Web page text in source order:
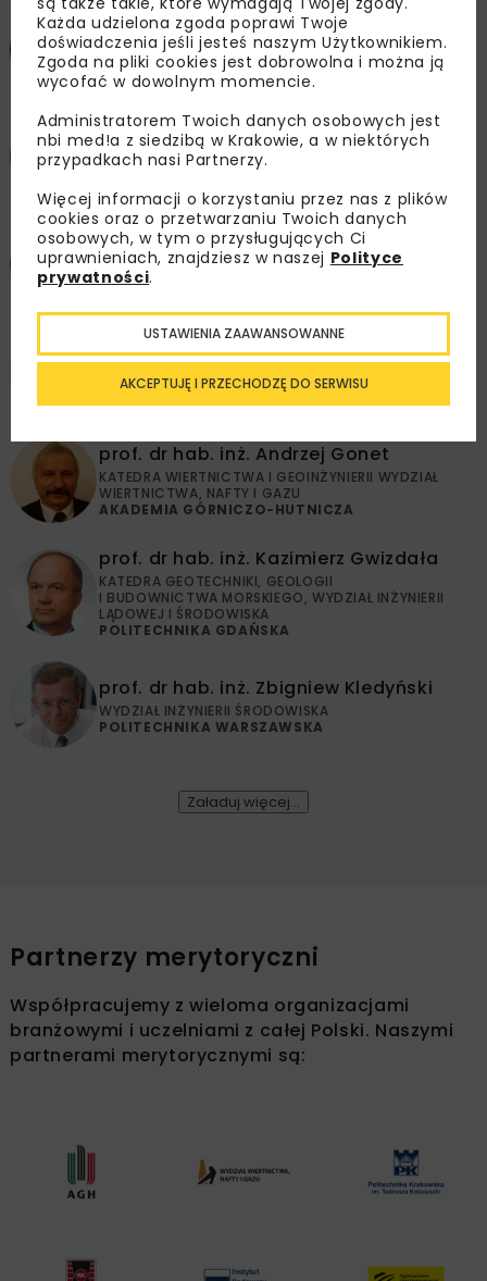
prof. dr hab. inż. Józef Dubiński
prof. dr hab. inż. Józef Dziopak
KATEDRA INFRASTRUKTURY I GOSPODARKI WODNEJ
prof. dr hab. inż. Kazimierz Flaga
KATEDRA BUDOWY MOSTÓW I TUNELI, WYDZIAŁ
INŻYNIERII LĄDOWEJ
prof. dr hab. inż. Kazimierz Furtak
INŻYNIERII LĄDOWEJ
POLITECHNIKA KRAKOWSKA
prof. dr hab. inż. Andrzej Gonet
KATEDRA WIERTNICTWA I GEOINŻYNIERII WYDZIAŁ
WIERTNICTWA, NAFTY I GAZU
AKADEMIA GÓRNICZO-HUTNICZA
prof. dr hab. inż. Kazimierz Gwizdała
KATEDRA GEOTECHNIKI, GEOLOGII
I BUDOWNICTWA MORSKIEGO, WYDZIAŁ INŻYNIERII
LĄDOWEJ I ŚRODOWISKA
POLITECHNIKA GDAŃSKA
prof. dr hab. inż. Zbigniew Kledyński
WYDZIAŁ INŻYNIERII ŚRODOWISKA
POLITECHNIKA WARSZAWSKA
Załaduj więcej…
Partnerzy merytoryczni
Współpracujemy z wieloma organizacjami
branżowymi i uczelniami z całej Polski. Naszymi
partnerami merytorycznymi są:
Każda udzielona zgoda poprawi Twoje
doświadczenia jeśli jesteś naszym Użytkownikiem.
Zgoda na pliki cookies jest dobrowolna i można ją
wycofać w dowolnym momencie.
Administratorem Twoich danych osobowych jest
nbi med!a z siedzibą w Krakowie, a w niektórych
przypadkach nasi Partnerzy.
Więcej informacji o korzystaniu przez nas z plików
cookies oraz o przetwarzaniu Twoich danych
osobowych, w tym o przysługujących Ci
uprawnieniach, znajdziesz w naszej Polityce
prywatności.
AKCEPTUJĘ I PRZECHODZĘ DO SERWISU
USTAWIENIA ZAAWANSOWANNE